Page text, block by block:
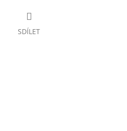
SDÍLET